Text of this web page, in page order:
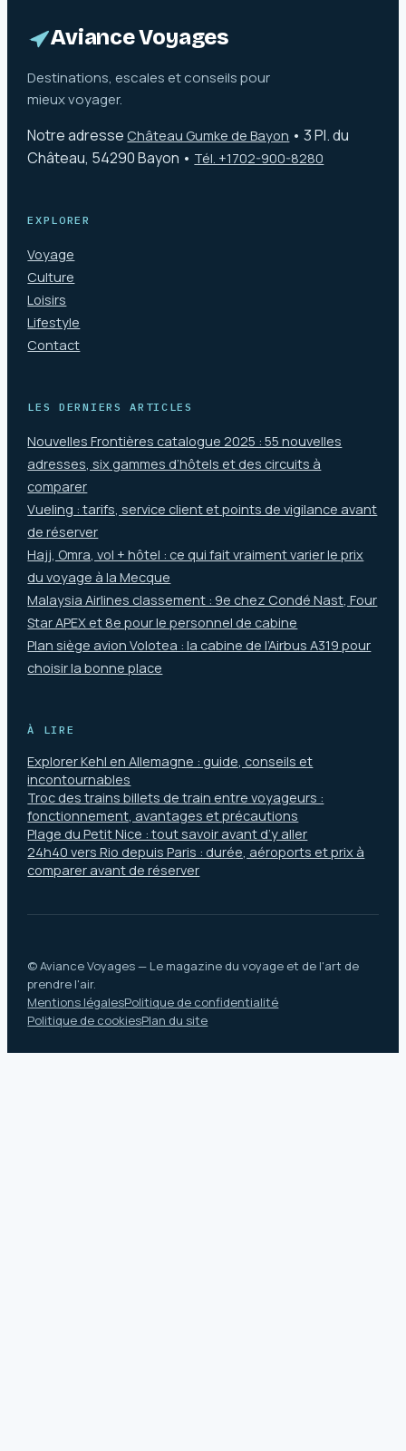
Aviance Voyages
Destinations, escales et conseils pour
mieux voyager.
Notre adresse Château Gumke de Bayon •3 Pl. du
Château, 54290 Bayon • Tél. +1702-900-8280
EXPLORER
Voyage
Culture
Loisirs
Lifestyle
Contact
LES DERNIERS ARTICLES
Nouvelles Frontières catalogue 2025 : 55 nouvelles
adresses, six gammes d’hôtels et des circuits à
comparer
Vueling : tarifs, service client et points de vigilance avant
de réserver
Hajj, Omra, vol + hôtel : ce qui fait vraiment varier le prix
du voyage à la Mecque
Malaysia Airlines classement : 9e chez Condé Nast, Four
Star APEX et 8e pour le personnel de cabine
Plan siège avion Volotea : la cabine de l’Airbus A319 pour
choisir la bonne place
À LIRE
Explorer Kehl en Allemagne : guide, conseils et
incontournables
Troc des trains billets de train entre voyageurs :
fonctionnement, avantages et précautions
Plage du Petit Nice : tout savoir avant d’y aller
24h40 vers Rio depuis Paris : durée, aéroports et prix à
comparer avant de réserver
© Aviance Voyages — Le magazine du voyage et de l'art de
prendre l'air.
Mentions légalesPolitique de confidentialité
Politique de cookiesPlan du site